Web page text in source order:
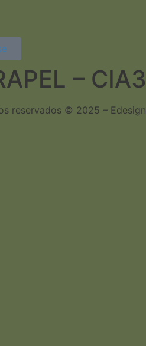
– CIA3
reservados © 2025 – Edesign